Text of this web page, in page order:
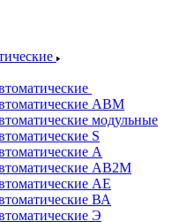
АВМ
модульные
S
А
АВ2М
АЕ
ВА
Э